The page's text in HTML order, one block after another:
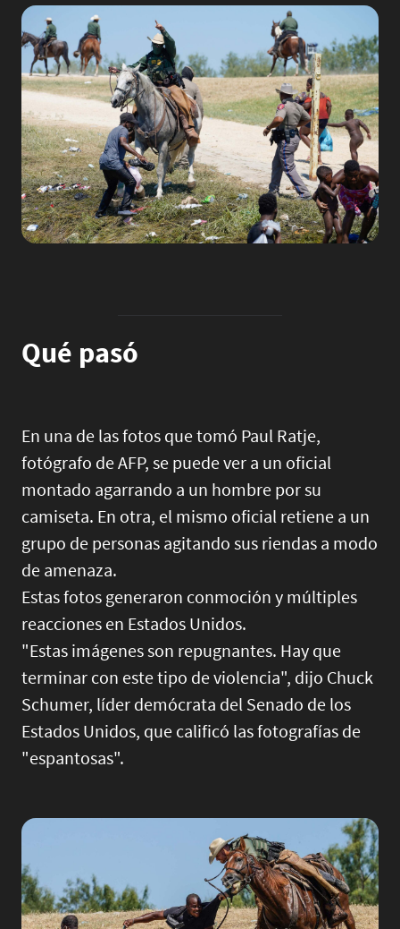
Image
Qué pasó
En una de las fotos que tomó Paul Ratje,
fotógrafo de AFP, se puede ver a un oficial
montado agarrando a un hombre por su
camiseta. En otra, el mismo oficial retiene a un
grupo de personas agitando sus riendas a modo
de amenaza.
Estas fotos generaron conmoción y múltiples
reacciones en Estados Unidos.
"Estas imágenes son repugnantes. Hay que
terminar con este tipo de violencia", dijo Chuck
Schumer, líder demócrata del Senado de los
Estados Unidos, que calificó las fotografías de
"espantosas".
Image